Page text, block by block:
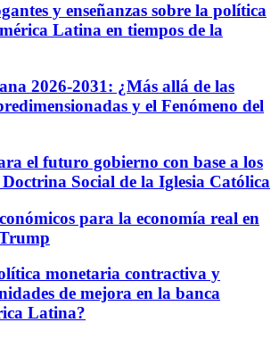
y enseñanzas sobre la política
Latina en tiempos de la
2026-2031: ¿Más allá de las
y el Fenómeno del
el futuro gobierno con base a los
Social de la Iglesia Católica
para la economía real en
monetaria contractiva y
de mejora en la banca
Latina?